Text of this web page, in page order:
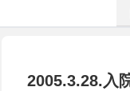
2005.3.28.入